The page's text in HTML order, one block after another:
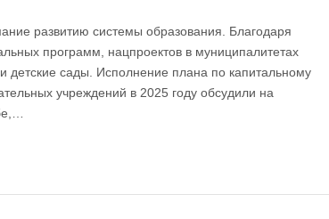
развитию системы образования. Благодаря
программ, нацпроектов в муниципалитетах
сады. Исполнение плана по капитальному
учреждений в 2025 году обсудили на